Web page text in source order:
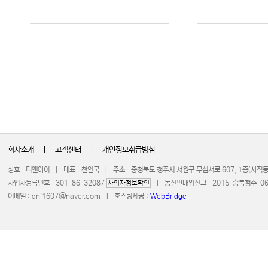
회사소개 고객센터 개인정보취급방침
상호 : 디앤아이 | 대표 : 천인국 | 주소 : 충청북도 청주시 서원구 무심서로 607, 1층(사직
사업자등록번호 : 301-86-32087 사업자정보확인
| 통신판매업신고 : 2015-충북청
이메일 : dni1607@naver.com | 호스팅제공 : WebBridge